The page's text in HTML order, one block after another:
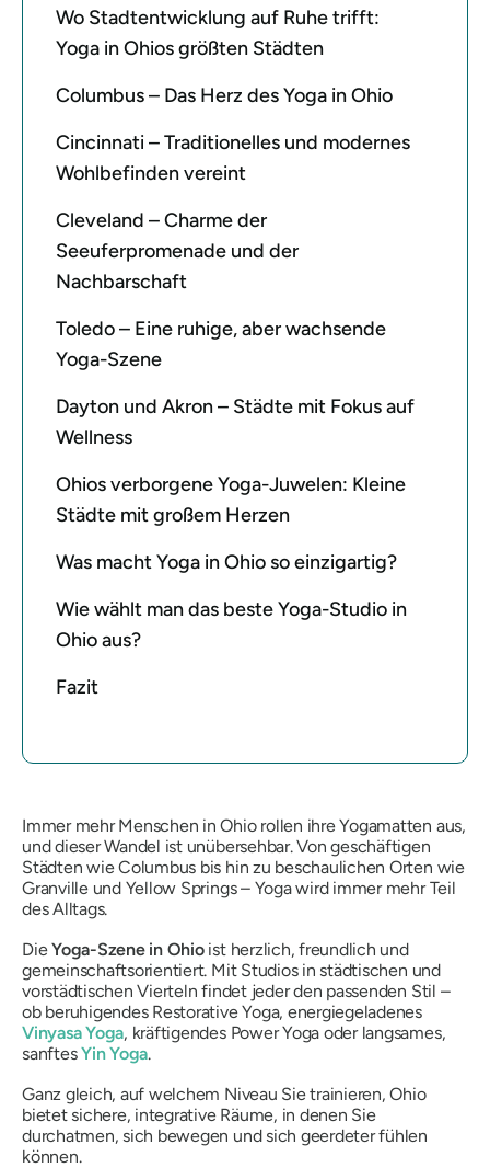
Wo Stadtentwicklung auf Ruhe trifft:
Yoga in Ohios größten Städten
Columbus – Das Herz des Yoga in Ohio
Cincinnati – Traditionelles und modernes
Wohlbefinden vereint
Cleveland – Charme der
Seeuferpromenade und der
Nachbarschaft
Toledo – Eine ruhige, aber wachsende
Yoga-Szene
Dayton und Akron – Städte mit Fokus auf
Wellness
Ohios verborgene Yoga-Juwelen: Kleine
Städte mit großem Herzen
Was macht Yoga in Ohio so einzigartig?
Wie wählt man das beste Yoga-Studio in
Ohio aus?
Fazit
Immer mehr Menschen in Ohio rollen ihre Yogamatten aus,
und dieser Wandel ist unübersehbar. Von geschäftigen
Städten wie Columbus bis hin zu beschaulichen Orten wie
Granville und Yellow Springs – Yoga wird immer mehr Teil
des Alltags.
DieYoga-Szene in Ohioist herzlich, freundlich und
gemeinschaftsorientiert. Mit Studios in städtischen und
vorstädtischen Vierteln findet jeder den passenden Stil –
ob beruhigendes Restorative Yoga, energiegeladenes
Vinyasa Yoga, kräftigendes Power Yoga oder langsames,
sanftesYin Yoga.
Ganz gleich, auf welchem ​​Niveau Sie trainieren, Ohio
bietet sichere, integrative Räume, in denen Sie
durchatmen, sich bewegen und sich geerdeter fühlen
können.